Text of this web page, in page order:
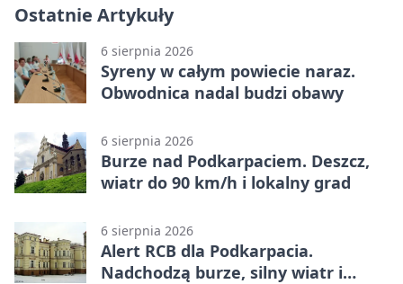
Ostatnie Artykuły
6 sierpnia 2026
Syreny w całym powiecie naraz.
Obwodnica nadal budzi obawy
6 sierpnia 2026
Burze nad Podkarpaciem. Deszcz,
wiatr do 90 km/h i lokalny grad
6 sierpnia 2026
Alert RCB dla Podkarpacia.
Nadchodzą burze, silny wiatr i